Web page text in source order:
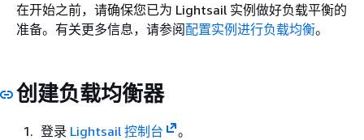
在开始之前，请确保您已为 Lightsail 实例做好负载平衡的
准备。有关更多信息，请参阅配置实例进行负载均衡。
创建负载均衡器
登录 Lightsail 控制台
。